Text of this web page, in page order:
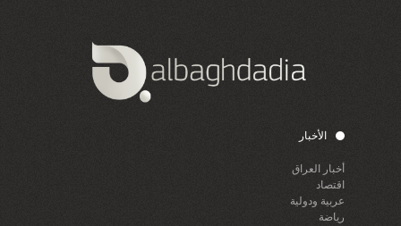
الأخبار
أخبار العراق
اقتصاد
عربية ودولية
رياضة